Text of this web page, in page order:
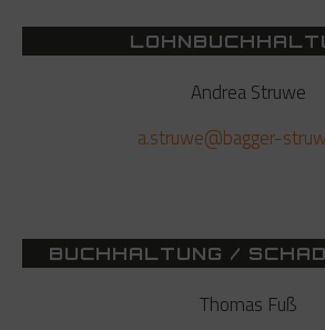
Andrea Struwe
a.struwe@bagger-
BUCHHALTUNG /
Thomas Fuß